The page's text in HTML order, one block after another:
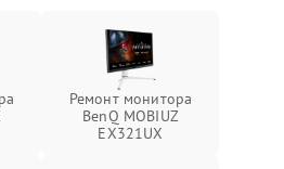
Ремонт монитора
BenQ MOBIUZ
EX321UX